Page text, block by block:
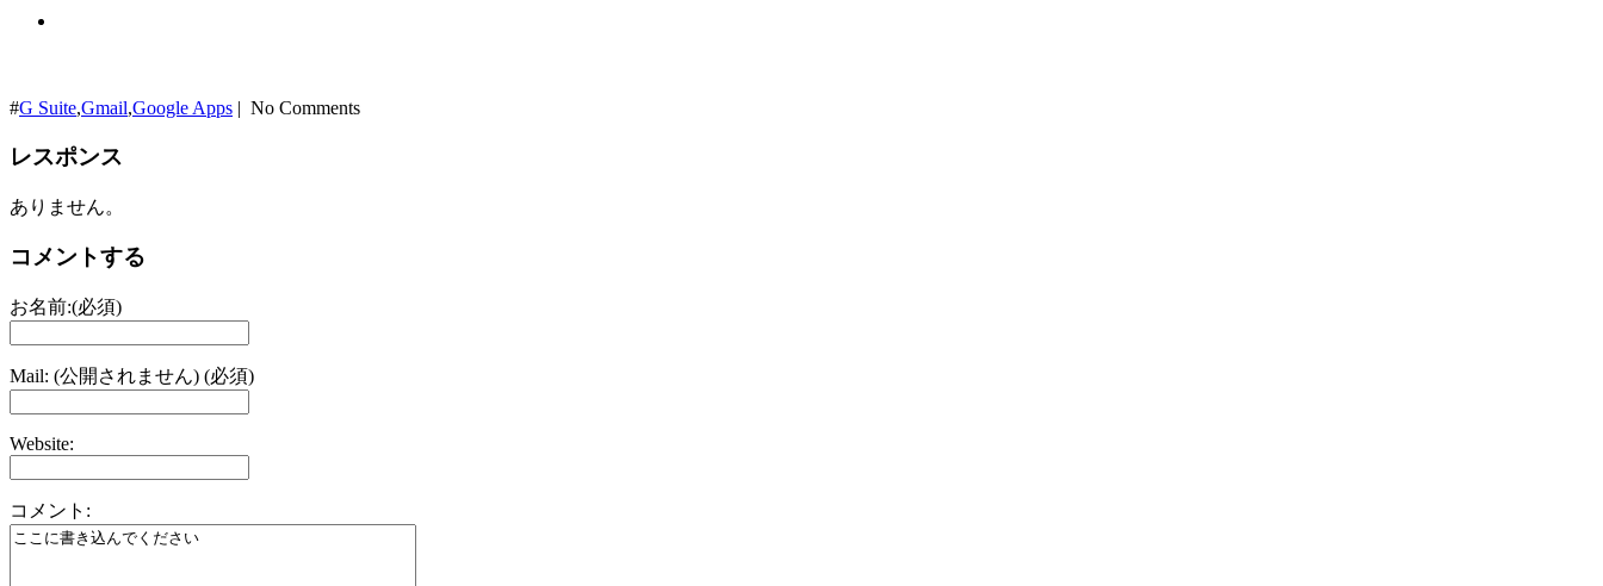
#G Suite,Gmail,Google Apps | No Comments
レスポンス
ありません。
コメントする
お名前:(必須)
Mail: (公開されません) (必須)
Website:
コメント: